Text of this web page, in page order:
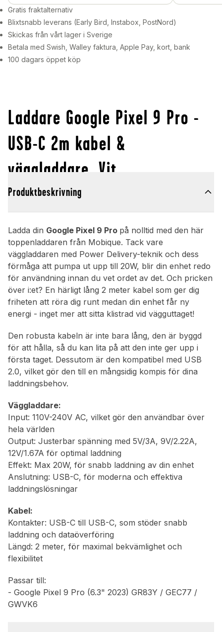
Gratis fraktalternativ
Blixtsnabb leverans (Early Bird, Instabox, PostNord)
Skickas från vårt lager i Sverige
Betala med Swish, Walley faktura, Apple Pay, kort, bank
100 dagars öppet köp
Laddare Google Pixel 9 Pro -
USB-C 2m kabel &
väggladdare, Vit
Produktbeskrivning
Ladda din Google Pixel 9 Pro på nolltid med den här
toppenladdaren från Mobique. Tack vare
väggladdaren med Power Delivery-teknik och dess
förmåga att pumpa ut upp till 20W, blir din enhet redo
för användning innan du vet ordet av det. Och pricken
över i:et? En härligt lång 2 meter kabel som ger dig
friheten att röra dig runt medan din enhet får ny
energi - inget mer att sitta klistrad vid vägguttaget!
Den robusta kabeln är inte bara lång, den är byggd
för att hålla, så du kan lita på att den inte ger upp i
första taget. Dessutom är den kompatibel med USB
2.0, vilket gör den till en mångsidig kompis för dina
laddningsbehov.
Väggladdare:
Input: 110V-240V AC, vilket gör den användbar över
hela världen
Output: Justerbar spänning med 5V/3A, 9V/2.22A,
12V/1.67A för optimal laddning
Effekt: Max 20W, för snabb laddning av din enhet
Anslutning: USB-C, för moderna och effektiva
laddningslösningar
Kabel:
Kontakter: USB-C till USB-C, som stöder snabb
laddning och dataöverföring
Längd: 2 meter, för maximal bekvämlighet och
flexibilitet
Passar till:
- Google Pixel 9 Pro (6.3" 2023) GR83Y / GEC77 /
GWVK6